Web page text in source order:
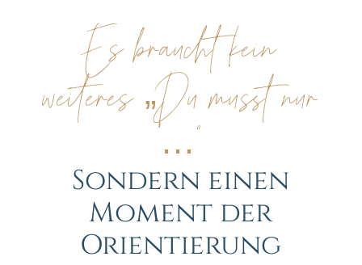
Es braucht kein
weiteres „Du musst nur
…“
Sondern einen
Moment der
Orientierung